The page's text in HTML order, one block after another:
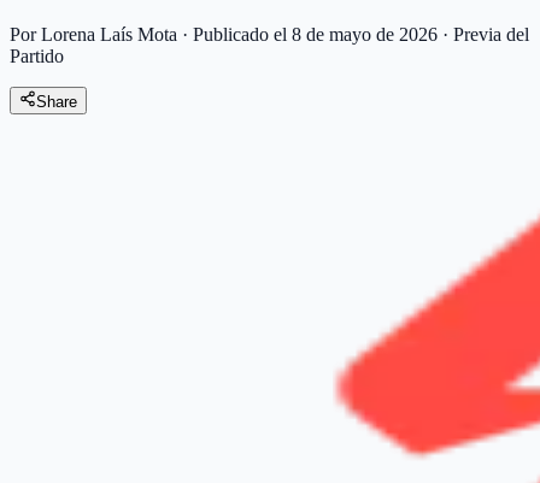
Por Lorena Laís Mota · Publicado el 8 de mayo de 2026 · Previa del
Partido
Share